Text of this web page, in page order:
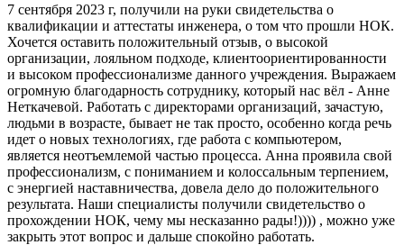
7 сентября 2023 г, получили на руки свидетельства о
квалификации и аттестаты инженера, о том что прошли НОК.
Хочется оставить положительный отзыв, о высокой
организации, лояльном подходе, клиентоориентированности
и высоком профессионализме данного учреждения. Выражаем
огромную благодарность сотруднику, который нас вёл - Анне
Неткачевой. Работать с директорами организаций, зачастую,
людьми в возрасте, бывает не так просто, особенно когда речь
идет о новых технологиях, где работа с компьютером,
является неотъемлемой частью процесса. Анна проявила свой
профессионализм, с пониманием и колоссальным терпением,
с энергией наставничества, довела дело до положительного
результата. Наши специалисты получили свидетельство о
прохождении НОК, чему мы несказанно рады!)))) , можно уже
закрыть этот вопрос и дальше спокойно работать.